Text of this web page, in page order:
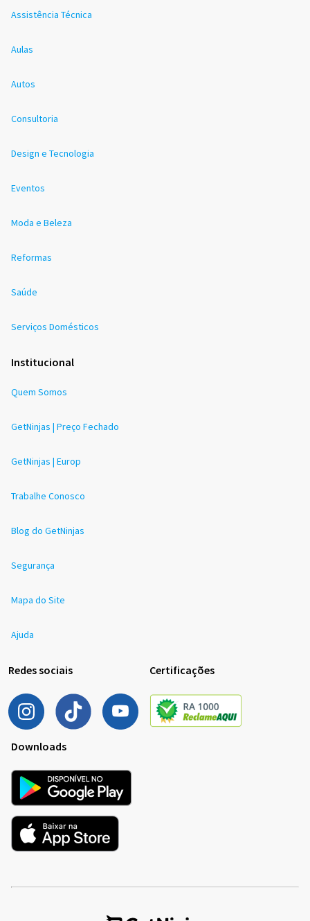
Assistência Técnica
Aulas
Autos
Consultoria
Design e Tecnologia
Eventos
Moda e Beleza
Reformas
Saúde
Serviços Domésticos
Institucional
Quem Somos
GetNinjas | Preço Fechado
GetNinjas | Europ
Trabalhe Conosco
Blog do GetNinjas
Segurança
Mapa do Site
Ajuda
Redes sociais Certificações
Downloads